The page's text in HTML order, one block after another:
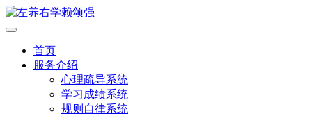
首页
服务介绍
心理疏导系统
学习成绩系统
规则自律系统